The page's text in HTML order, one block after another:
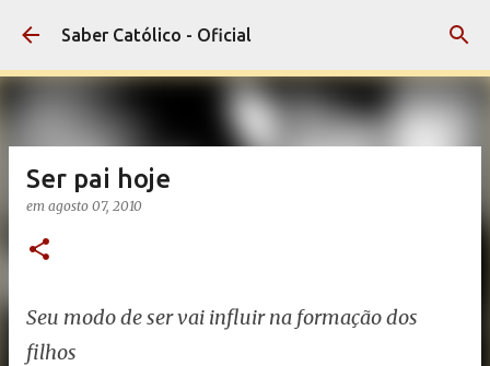
Pular para o conteúdo principal
Saber Católico - Oficial
Ser pai hoje
em agosto 07, 2010
Seu modo de ser vai influir na formação dos
filhos